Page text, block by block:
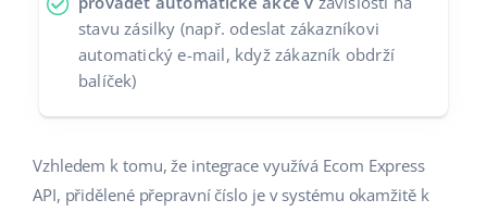
stavu zásilky (např. odeslat zákazníkovi
automatický e-mail, když zákazník obdrží
balíček)
Vzhledem k tomu, že integrace využívá Ecom Express
API, přidělené přepravní číslo je v systému okamžitě k